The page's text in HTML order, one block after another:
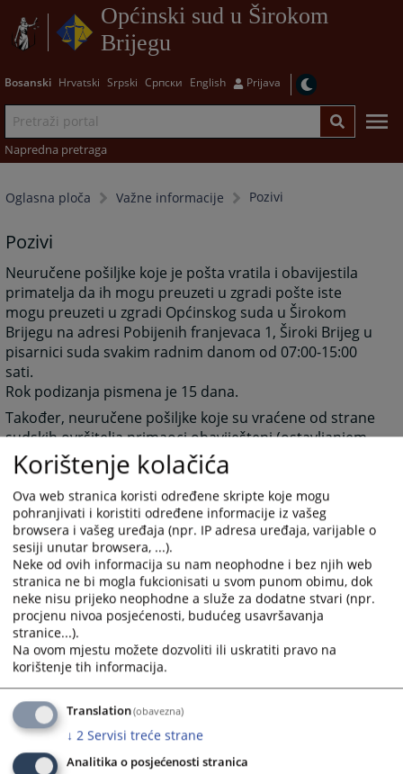
Općinski sud u Širokom
Brijegu
Bosanski Hrvatski Srpski Српски English Prijava
Napredna pretraga
Oglasna ploča Važne informacije Pozivi
Pozivi
Neuručene pošiljke koje je pošta vratila i obavijestila
primatelja da ih mogu preuzeti u zgradi pošte iste
mogu preuzeti u zgradi Općinskog suda u Širokom
Brijegu na adresi Pobijenih franjevaca 1, Široki Brijeg u
pisarnici suda svakim radnim danom od 07:00-15:00
sati.
Rok podizanja pismena je 15 dana.
Također, neuručene pošiljke koje su vraćene od strane
sudskih ovršitelja primaoci obaviješteni (ostavljanjem
obavijesti) pismeno mogu preuzeti u zgradi Općinskog
suda u Širokom Brijegu na adresi Pobijenih franjevaca
1, Široki Brijeg u pisarnici suda svakim radnim danom
od 07:00-15:00 sati.
2744 PREGLEDA
Korištenje kolačića
Ova web stranica koristi određene skripte koje mogu
pohranjivati i koristiti određene informacije iz vašeg
browsera i vašeg uređaja (npr. IP adresa uređaja, varijable o
sesiji unutar browsera, ...).
Neke od ovih informacija su nam neophodne i bez njih web
stranica ne bi mogla fukcionisati u svom punom obimu, dok
neke nisu prijeko neophodne a služe za dodatne stvari (npr.
procjenu nivoa posjećenosti, budućeg usavršavanja
stranice...).
Na ovom mjestu možete dozvoliti ili uskratiti pravo na
korištenje tih informacija.
Translation(obavezna)
↓ 2 Servisi treće strane
Analitika o posjećenosti stranica